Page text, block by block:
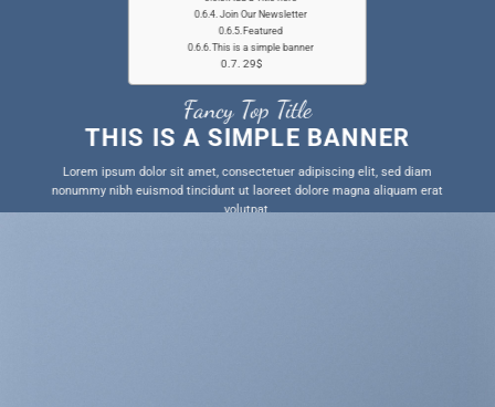
Join Our Newsletter
Featured
This is a simple banner
29$
Fancy Top Title
THIS IS A SIMPLE BANNER
Lorem ipsum dolor sit amet, consectetuer adipiscing elit, sed diam
nonummy nibh euismod tincidunt ut laoreet dolore magna aliquam erat
volutpat.